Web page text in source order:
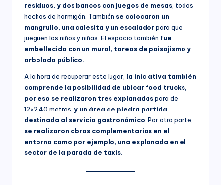
residuos, y dos bancos con juegos de mesas , todos
hechos de hormigón. También se colocaron un
mangrullo, una calesita y un escaladorpara que
jueguen los niños y niñas. El espacio también fue
embellecido con un mural, tareas de paisajismo y
arbolado público.
A la hora de recuperar este lugar, la iniciativa también
comprende la posibilidad de ubicar food trucks,
por eso se realizaron tres explanadaspara de
12×2,40 metros, y un área de piedra partida
destinada al servicio gastronómico . Por otra parte,
se realizaron obras complementarias en el
entorno como por ejemplo, una explanada en el
sector de la parada de taxis.